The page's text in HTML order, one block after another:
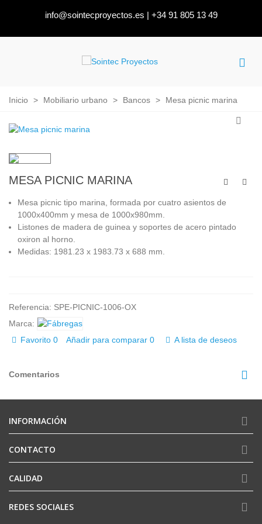
info@sointecproyectos.es | +34 91 805 13 49
Inicio > Mobiliario urbano > Bancos > Mesa picnic marina
MESA PICNIC MARINA
Mesa picnic tipo marina, formada por cuatro asientos de
1000x400mm y mesa de 1000x980mm.
Listones de madera de guinea y soportes de acero pintado
oxiron al horno.
Medidas: 1981.23 x 1983.73 x 688 mm.
Referencia: SPE-PICNIC-1006-OX
Marca:
Favorito 0 Añadir para comparar 0 A lista de deseos
Comentarios
INFORMACIÓN
CONTACTO
CALIDAD
REDES SOCIALES